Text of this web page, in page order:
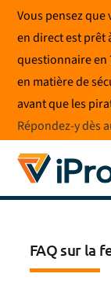
Skip
content
Vous pensez
en direct est prêt
questionnaire en
en matière de
avant que les
Répondez-y dès
FAQ sur la